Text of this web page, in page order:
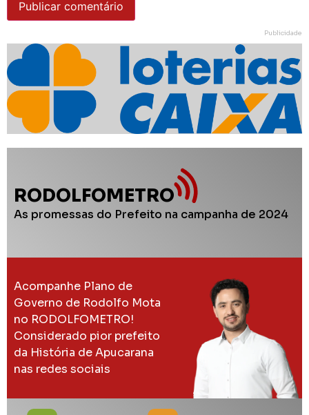
Publicidade
RODOLFOMETRO
As promessas do Prefeito na campanha de 2024
Acompanhe Plano de
Governo de Rodolfo Mota
no RODOLFOMETRO!
Considerado pior prefeito
da História de Apucarana
nas redes sociais